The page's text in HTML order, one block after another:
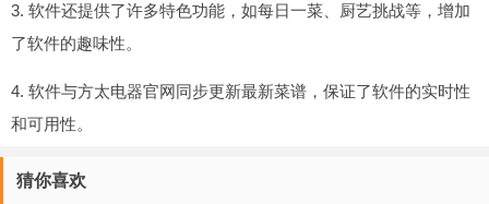
3. 软件还提供了许多特色功能，如每日一菜、厨艺挑战等，增加
了软件的趣味性。
4. 软件与方太电器官网同步更新最新菜谱，保证了软件的实时性
和可用性。
猜你喜欢